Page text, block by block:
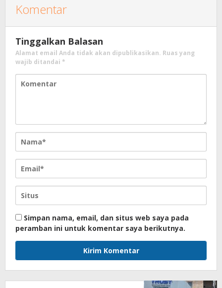
Komentar
Tinggalkan Balasan
Alamat email Anda tidak akan dipublikasikan. Ruas yang
wajib ditandai *
Simpan nama, email, dan situs web saya pada
peramban ini untuk komentar saya berikutnya.